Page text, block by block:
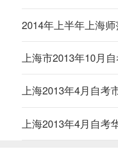
2014年上半年上海
上海2013年4月自